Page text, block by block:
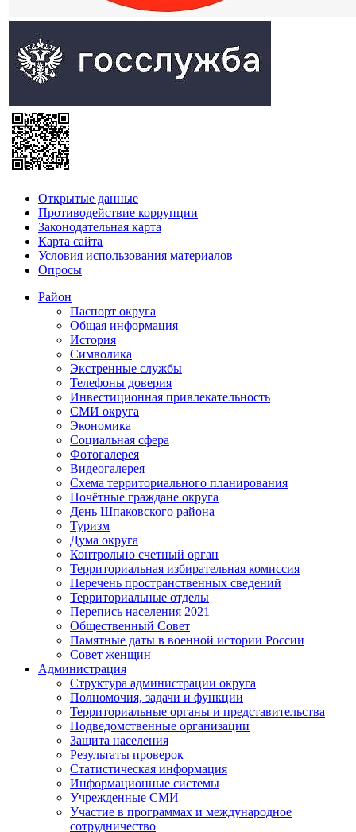
Открытые данные
Противодействие коррупции
Законодательная карта
Карта сайта
Условия использования материалов
Опросы
Район
Паспорт округа
Общая информация
История
Символика
Экстренные службы
Телефоны доверия
Инвестиционная привлекательность
СМИ округа
Экономика
Социальная сфера
Фотогалерея
Видеогалерея
Схема территориального планирования
Почётные граждане округа
День Шпаковского района
Туризм
Дума округа
Контрольно счетный орган
Территориальная избирательная комиссия
Перечень пространственных сведений
Территориальные отделы
Перепись населения 2021
Общественный Совет
Памятные даты в военной истории России
Совет женщин
Администрация
Структура администрации округа
Полномочия, задачи и функции
Территориальные органы и представительства
Подведомственные организации
Защита населения
Результаты проверок
Статистическая информация
Информационные системы
Учрежденные СМИ
Участие в программах и международное
сотрудничество